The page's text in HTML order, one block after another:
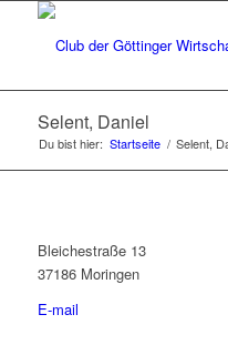
Selent, Daniel
Du bist hier: Startseite / Selent,
Bleichestraße 13
37186 Moringen
E-mail